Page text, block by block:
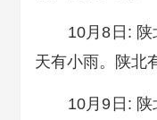
10月8日: 陕
天有小雨。陕北
10月9日: 陕